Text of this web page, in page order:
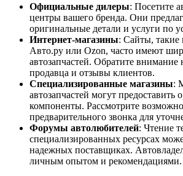
Официальные дилеры: Посетите
центры вашего бренда. Они
оригинальные детали и услуги по
Интернет-магазины: Сайты, такие
Авто.ру или Ozon, часто имеют
автозапчастей. Обратите
продавца и отзывы клиентов.
Специализированные магазины:
автозапчастей могут предоставить
компоненты. Рассмотрите
предварительного звонка для
Форумы автолюбителей: Чтение
специализированных ресурсах
надежных поставщиках.
личным опытом и рекомендациями.